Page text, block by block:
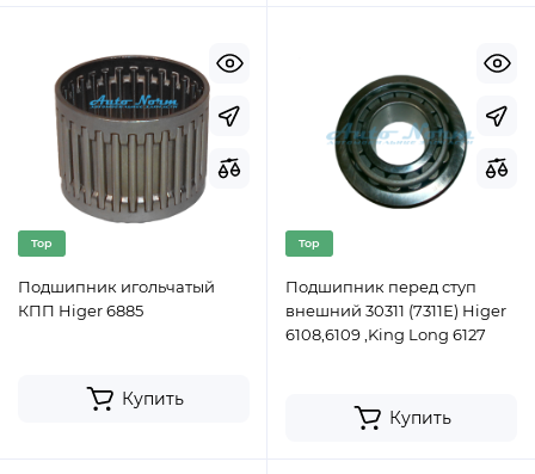
Top
Подшипник игольчатый
КПП Higer 6885
Купить
Top
Подшипник перед ступ
внешний 30311 (7311Е) Higer
6108,6109 ,King Long 6127
Купить